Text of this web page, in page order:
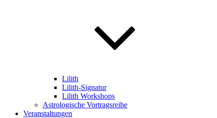
Lilith
Lilith-Signatur
Lilith Workshops
Astrologische Vortragsreihe
Veranstaltungen